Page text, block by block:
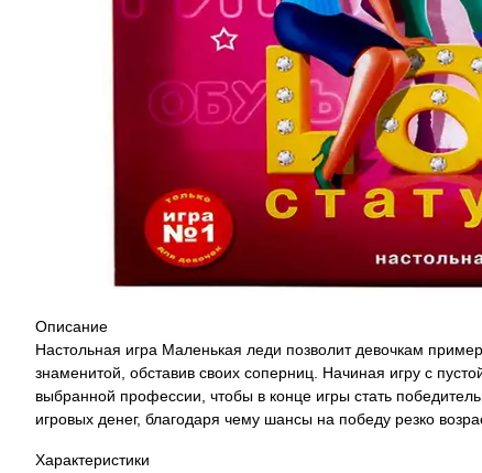
Описание
Настольная игра Маленькая леди позволит девочкам
знаменитой, обставив своих соперниц. Начиная игру с
выбранной профессии, чтобы в конце игры стать
игровых денег, благодаря чему шансы на победу резко
Характеристики